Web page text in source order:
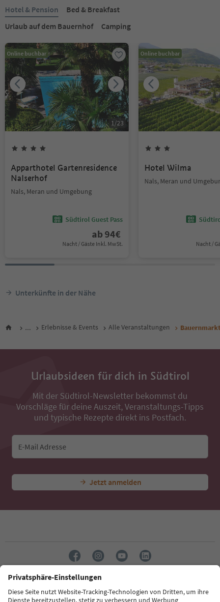
Hotel & Pension
Bed & Breakfast
Urlaub auf dem Bauernhof
Camping
Online buchbar
1/23
Apparthotel Gartenresidence
Nalserhof
Nals, Meran und Umgebung
Südtirol Guest Pass
ab 94€
Nacht / Gäste Inkl. MwSt.
Online buchbar
Hotel Wilma
Nals, Meran und
Nacht /
Unterkünfte in der Nähe
... Erlebnisse & Events Alle Veranstaltungen Bauernmarkt
Urlaubsideen für dich in Südtirol
Mit der Südtirol-Newsletter bekommst du
Vorschläge für deine Auszeit, Veranstaltungs-Tipps
und typische Rezepte direkt ins Postfach.
E-Mail Adresse
Jetzt anmelden